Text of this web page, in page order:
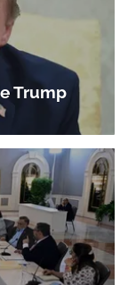
Trump